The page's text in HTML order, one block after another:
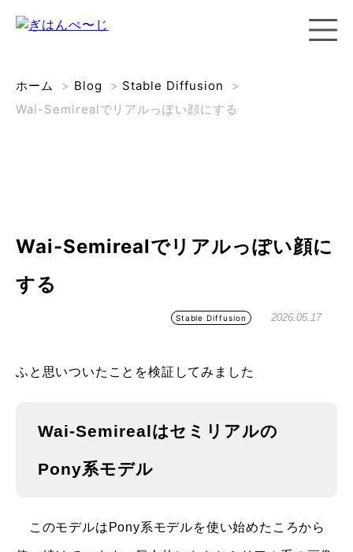
ホーム > Blog > Stable Diffusion
>
Wai-Semirealでリアルっぽい顔にする
Wai-Semirealでリアルっぽい顔に
する
Stable Diffusion 2026.05.17
ふと思いついたことを検証してみました
Wai-Semirealはセミリアルの
Pony系モデル
このモデルはPony系モデルを使い始めたころから